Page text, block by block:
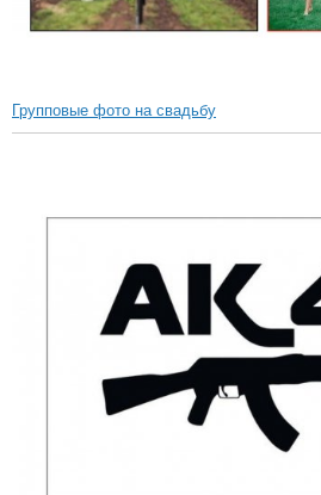
Групповые фото на свадьбу